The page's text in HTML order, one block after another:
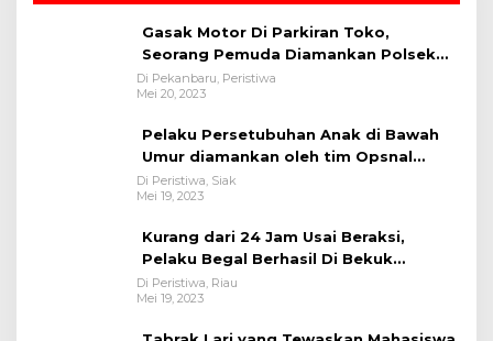
Gasak Motor Di Parkiran Toko,
Seorang Pemuda Diamankan Polsek
Bukit Raya
Di Pekanbaru, Peristiwa
Mei 20, 2023
Pelaku Persetubuhan Anak di Bawah
Umur diamankan oleh tim Opsnal
Polsek Tualang-Polres Siak-Polda Riau
Di Peristiwa, Siak
Mei 19, 2023
Kurang dari 24 Jam Usai Beraksi,
Pelaku Begal Berhasil Di Bekuk
Satreskrim Polres Kuansing
Di Peristiwa, Riau
Mei 19, 2023